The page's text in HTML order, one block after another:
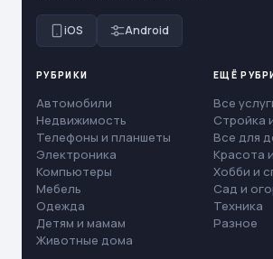
iOS Android
РУБРИКИ
Автомобили
Недвижимость
Телефоны и планшеты
Электроника
Компьютеры
Мебель
Одежда
Детям и мамам
Животные дома
ЕЩЁ
Все
Стройка
Все для
Красота
Хобби и
Сад и
Техника
Разное